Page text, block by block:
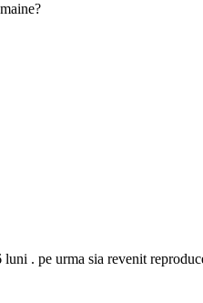
. pe urma sia revenit